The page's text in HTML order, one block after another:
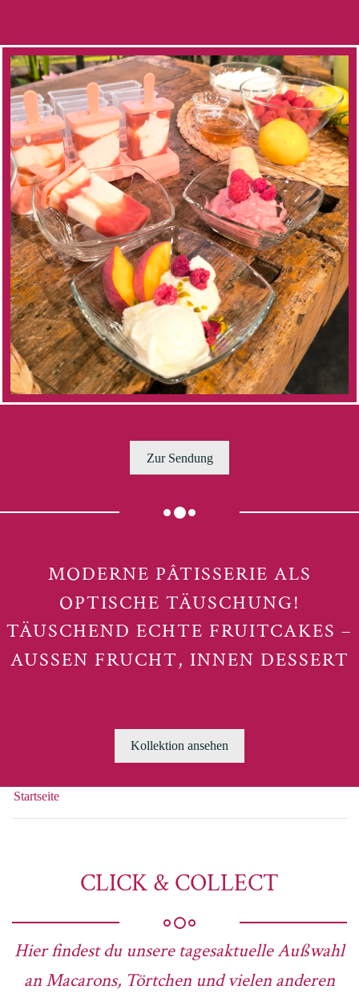
Zur Sendung
MODERNE PÂTISSERIE ALS
OPTISCHE TÄUSCHUNG!
TÄUSCHEND ECHTE FRUITCAKES –
AUSSEN FRUCHT, INNEN DESSERT
Kollektion ansehen
Startseite
CLICK & COLLECT
Hier findest du unsere tagesaktuelle Außwahl
an Macarons, Törtchen und vielen anderen